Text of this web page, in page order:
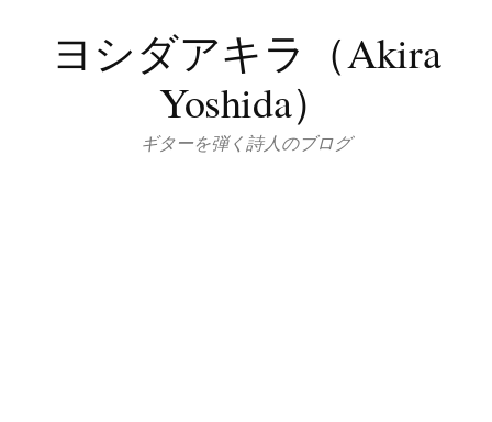
ヨシダアキラ（Akira
Yoshida）
ギターを弾く詩人のブログ